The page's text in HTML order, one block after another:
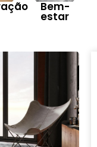
Bem-
estar